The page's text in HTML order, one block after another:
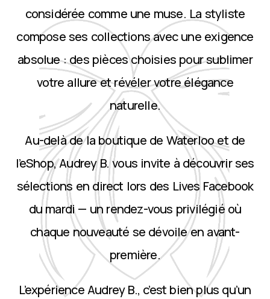
considérée comme une muse. La styliste
compose ses collections avec une exigence
absolue : des pièces choisies pour sublimer
votre allure et révéler votre élégance
naturelle.
Au-delà de la boutique de Waterloo et de
l’eShop, Audrey B. vous invite à découvrir ses
sélections en direct lors des Lives Facebook
du mardi — un rendez-vous privilégié où
chaque nouveauté se dévoile en avant-
première.
L’expérience Audrey B., c’est bien plus qu’un